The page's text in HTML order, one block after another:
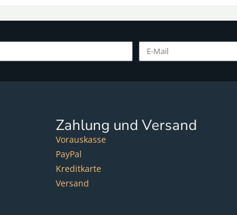
Zahlung und Versand
Vorauskasse
PayPal
Kreditkarte
Versand